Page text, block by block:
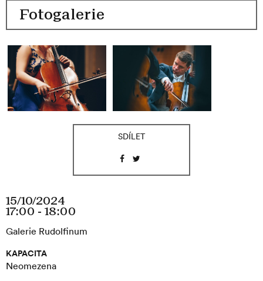
Fotogalerie
SDÍLET
15/10/2024
17:00 - 18:00
Galerie Rudolfinum
KAPACITA
Neomezena